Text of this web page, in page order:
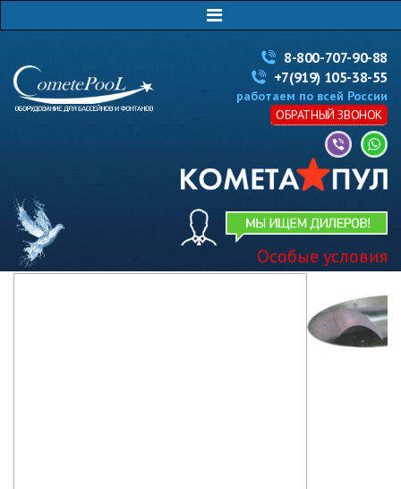
8-800-707-90-88
+7(919) 105-38-55
работаем по всей России
ОБРАТНЫЙ ЗВОНОК
Особые условия